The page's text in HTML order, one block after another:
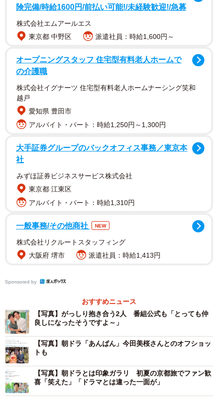
中島さんは同番組内で、自身のルーツについて詩人で小説
家の国木田独歩の玄孫だと明かし話題に。現在放送中の
「あんぱん」では主人公のぶのお見合い相手若松次郎役を
演じています。出演作品にはNHK朝ドラ「花子とアン」、
TBS系「不適切にもほどがある！」など。2026年大河ドラ
マ「豊臣兄弟！」には浅井長政役で出演予定。
険完備/時給1600円/前払い可能!/未経験歓迎!/急募
株式会社エムアールエス
東京都 中野区
派遣社員：時給1,600円～
オープニングスタッフ 住宅型有料老人ホームで
の介護職
株式会社イグナーツ 住宅型有料老人ホームナーシング笑和
越戸
愛知県 豊田市
アルバイト・パート：時給1,250円～1,300円
大手証券グループのバックオフィス事務／東京本
社
みずほ証券ビジネスサービス株式会社
東京都 江東区
アルバイト・パート：時給1,310円
一般事務/その他商社 NEW
株式会社リクルートスタッフィング
大阪府 堺市
派遣社員：時給1,413円
Sponsored by
おすすめニュース
【写真】がっしり抱き合う2人 番組公式も「とっても仲
良しになったそうですよ～」
【写真】朝ドラ「あんぱん」今田美桜さんとのオフショッ
トも
【写真】朝ドラとは印象ガラリ 初夏の京都旅でファン歓
喜「笑えた」「ドラマとは違った一面が」